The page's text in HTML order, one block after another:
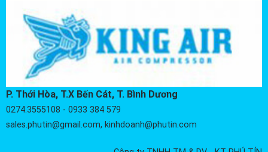
P. Thới Hòa, T.X Bến Cát, T. Bình Dương
0274.3555108 - 0933 384 579
sales.phutin@gmail.com, kinhdoanh@phutin.com